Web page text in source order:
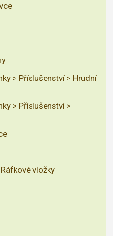
> Příslušenství > Hrudní
> Příslušenství >
vložky